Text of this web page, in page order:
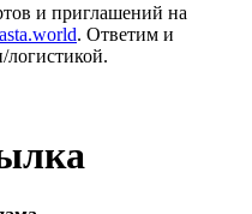
и приглашений на
. Ответим и